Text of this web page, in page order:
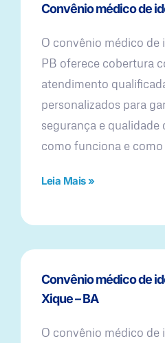
Convênio médico de
O convênio médico de
PB oferece cobertura
atendimento
personalizados para
segurança e qualidade
como funciona e
Leia Mais »
Convênio médico de
Xique – BA
O convênio médico de